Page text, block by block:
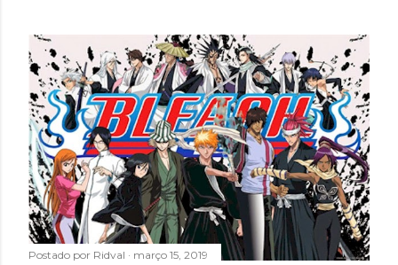
Postado por Ridval março 15, 2019